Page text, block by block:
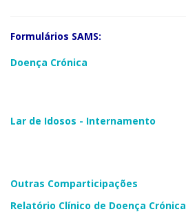
Formulários SAMS:
​​​Doença Crónica​
Lar de Idosos - Internamento
Outras Comparticipações
Relatório Clínico de Doença Crónica​​​